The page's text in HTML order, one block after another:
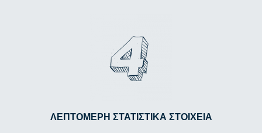
ΛΕΠΤΟΜΕΡΉ ΣΤΑΤΙΣΤΙΚΆ ΣΤΟΙΧΕΊΑ